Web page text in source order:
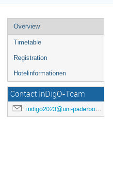
Overview
Timetable
Registration
Hotelinformationen
Contact InDigO-Team
indigo2023@uni-paderborn.de